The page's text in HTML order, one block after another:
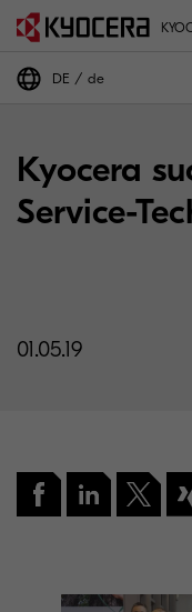
DE de
Kyocera
Service-
01.05.19